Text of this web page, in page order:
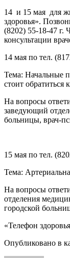
14 и 15 мая для
здоровья».
(8202) 55-18-47 г.
консультации
14 мая по тел.
Тема: Начальные
стоит обратиться
На вопросы
заведующий
больницы, врач-
15 мая по тел.
Тема:
На вопросы
отделения
городской
«Телефон
Опубликовано в